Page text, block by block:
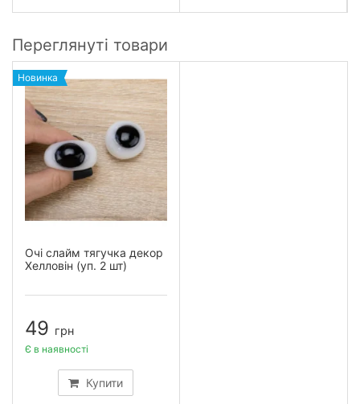
Переглянуті товари
Новинка
Очі слайм тягучка декор
Хелловін (уп. 2 шт)
49 грн
Купити
Є в наявності